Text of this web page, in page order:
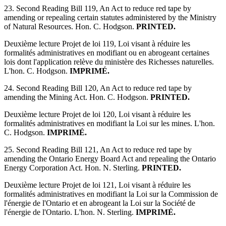
23. Second Reading Bill 119, An Act to reduce red tape by
amending or repealing certain statutes administered by the Ministry
of Natural Resources. Hon. C. Hodgson. PRINTED.
Deuxième lecture Projet de loi 119, Loi visant à réduire les
formalités administratives en modifiant ou en abrogeant certaines
lois dont l'application relève du ministère des Richesses naturelles.
L'hon. C. Hodgson. IMPRIMÉ.
24. Second Reading Bill 120, An Act to reduce red tape by
amending the Mining Act. Hon. C. Hodgson. PRINTED.
Deuxième lecture Projet de loi 120, Loi visant à réduire les
formalités administratives en modifiant la Loi sur les mines. L'hon.
C. Hodgson. IMPRIMÉ.
25. Second Reading Bill 121, An Act to reduce red tape by
amending the Ontario Energy Board Act and repealing the Ontario
Energy Corporation Act. Hon. N. Sterling. PRINTED.
Deuxième lecture Projet de loi 121, Loi visant à réduire les
formalités administratives en modifiant la Loi sur la Commission de
l'énergie de l'Ontario et en abrogeant la Loi sur la Société de
l'énergie de l'Ontario. L'hon. N. Sterling. IMPRIMÉ.